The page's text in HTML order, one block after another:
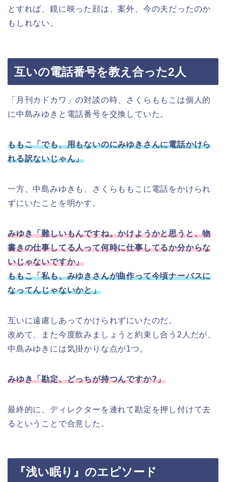
とすれば、鏡に映った顔は、案外、今の夫だったのか
もしれない。
互いの電話番号を教え合った2人
「月刊カドカワ」の対談の時、さくらももこは個人的
に中島みゆきと電話番号を交換していた。
ももこ「でも、用もないのにみゆきさんに電話かけら
れる訳ないじゃん」
一方、中島みゆきも、さくらももこに電話をかけられ
ずにいたことを明かす。
みゆき「難しいもんですね。かけようかと思うと、物
書きの仕事してる人って何時に仕事してるか分からな
いじゃないですか」
ももこ「私も、みゆきさんが曲作って今頃ナーバスに
なってんじゃないかと」
互いに遠慮しあってかけられずにいたのだ。
改めて、また今度飲みましょうと約束し合う2人だが、
中島みゆきには気掛かりな点が1つ。
みゆき「勘定、どっちが持つんですか?」
最終的に、ディレクターを連れて勘定を押し付けて去
るということで合意した。
『浅い眠り』のエピソード